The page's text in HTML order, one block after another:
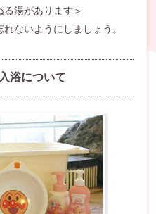
る湯があります＞
ないようにしましょう。
浴について